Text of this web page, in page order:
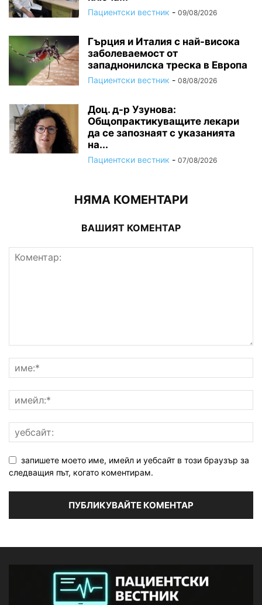
Пациентски вестник - 09/08/2026
Гърция и Италия с най-висока
заболеваемост от
западнонилска треска в Европа
Пациентски вестник - 08/08/2026
Доц. д-р Узунова:
Общопрактикуващите лекари
да се запознаят с указанията
на...
Пациентски вестник - 07/08/2026
НЯМА КОМЕНТАРИ
ВАШИЯТ КОМЕНТАР
запишете моето име, имейл и уебсайт в този браузър за
следващия път, когато коментирам.